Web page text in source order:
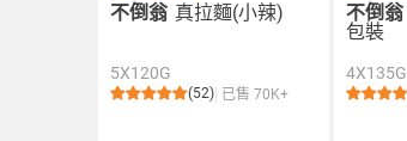
不倒翁 真拉麵(小辣)
5X120G
(52) 已售 70K+
不倒翁
包裝
4X135G